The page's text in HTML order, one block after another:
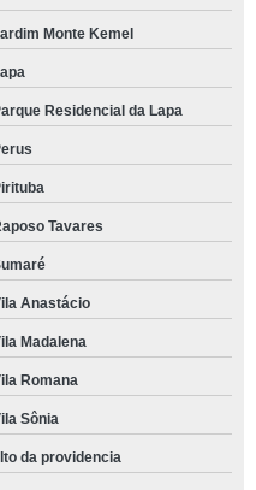
Monte Kemel
Residencial da Lapa
Tavares
Anastácio
Madalena
Romana
Sônia
da providencia